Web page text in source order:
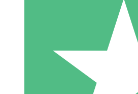
10 Nedladdningar
20 00